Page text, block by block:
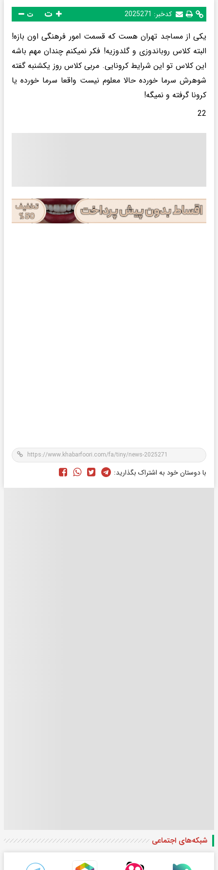
کدخبر: 2025271 ت
یکی از مساجد تهران هست که قسمت امور فرهنگی اون بازه!
البته کلاس روباندوزی و گلدوزیه! فکر نمیکنم چندان مهم باشه
این کلاس تو این شرایط کرونایی. مربی کلاس روز یکشنبه گفته
شوهرش سرما خورده حالا معلوم نیست واقعا سرما خورده یا
کرونا گرفته و نمیگه!
22
با دوستان خود به اشتراک بگذارید:
شبکه‌های اجتماعی